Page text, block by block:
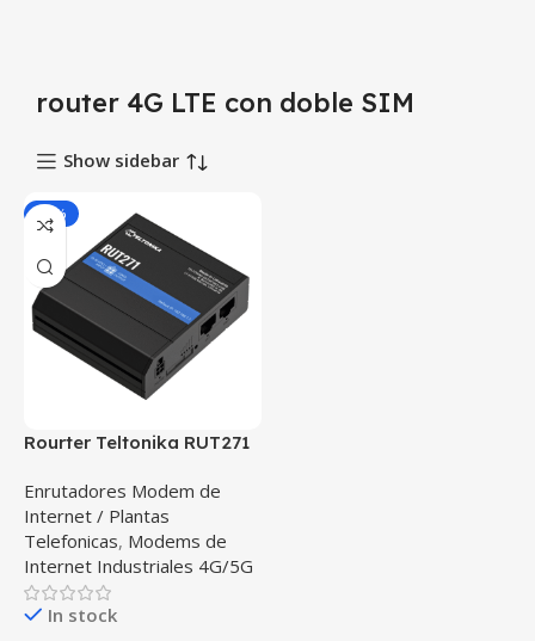
router 4G LTE con doble SIM
Show sidebar
-11%
Rourter Teltonika RUT271
Sim 2 SIM (1 Fisica & 1
eSIM) / Profesional 2
puertos Ethernet 10/100
Mbps, Wi-Fi 2.4 GHz,
Bandas:
B1/B2/B3/B4/B5/B7/B8/B
Enrutadores Modem de
Internet / Plantas
Telefonicas, Modems de
Internet Industriales 4G/5G
In stock